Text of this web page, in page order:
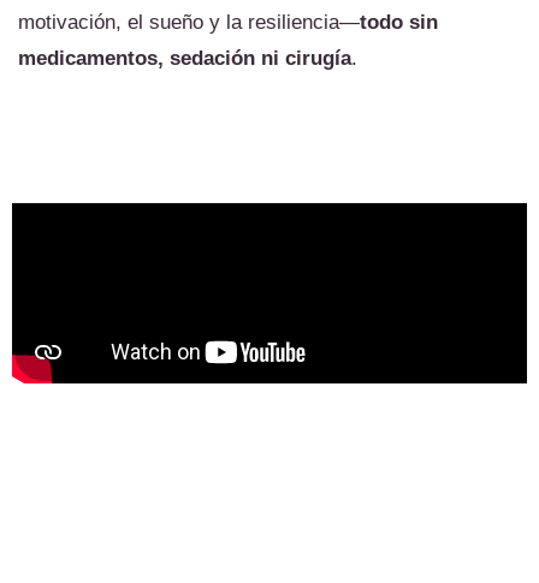
motivación, el sueño y la resiliencia—todo sin
medicamentos, sedación ni cirugía.